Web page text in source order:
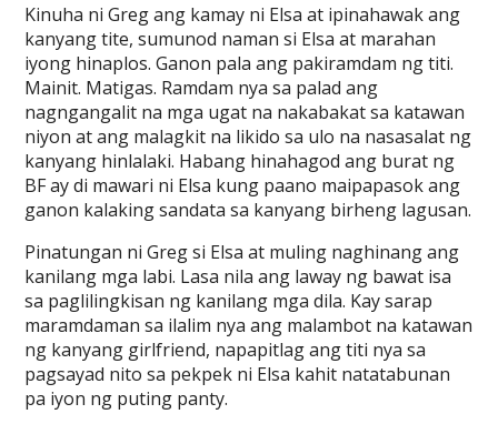
Kinuha ni Greg ang kamay ni Elsa at ipinahawak ang
kanyang tite, sumunod naman si Elsa at marahan
iyong hinaplos. Ganon pala ang pakiramdam ng titi.
Mainit. Matigas. Ramdam nya sa palad ang
nagngangalit na mga ugat na nakabakat sa katawan
niyon at ang malagkit na likido sa ulo na nasasalat ng
kanyang hinlalaki. Habang hinahagod ang burat ng
BF ay di mawari ni Elsa kung paano maipapasok ang
ganon kalaking sandata sa kanyang birheng lagusan.
Pinatungan ni Greg si Elsa at muling naghinang ang
kanilang mga labi. Lasa nila ang laway ng bawat isa
sa paglilingkisan ng kanilang mga dila. Kay sarap
maramdaman sa ilalim nya ang malambot na katawan
ng kanyang girlfriend, napapitlag ang titi nya sa
pagsayad nito sa pekpek ni Elsa kahit natatabunan
pa iyon ng puting panty.